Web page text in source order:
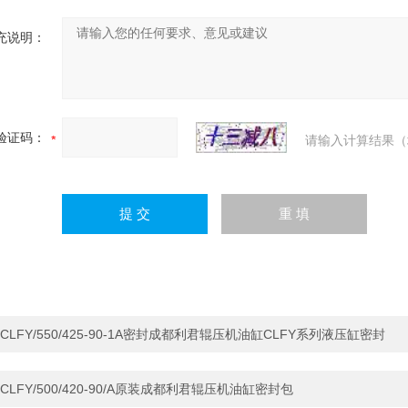
说明：
证码： 请输入计算结果
CLFY/550/425-90-1A密封成都利君辊压机油缸CLFY系列液压缸密封
CLFY/500/420-90/A原装成都利君辊压机油缸密封包